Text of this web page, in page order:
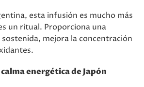
esta infusión es mucho más
un ritual. Proporciona una
mejora la concentración
energética de Japón